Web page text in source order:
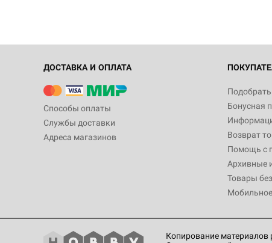
ДОСТАВКА И ОПЛАТА
Способы оплаты
Службы доставки
Адреса магазинов
Подобрать
Бонусная
Возврат
Помощь с
Архивные
Товары
Копирование материалов